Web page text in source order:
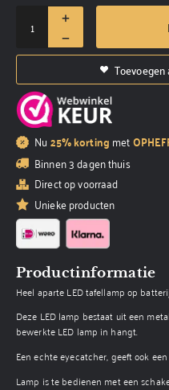
Nu 25% korting met
Binnen 3 dagen thuis
Direct op voorraad
Unieke producten
Productinformatie
Heel aparte LED tafellamp op batterij
Deze LED lamp bestaat uit een
bewerkte LED lamp in hangt.
Een echte eyecatcher, geeft ook
Lamp is te bedienen met een